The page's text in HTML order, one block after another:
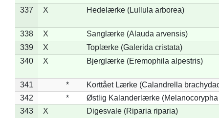
337 X Hedelærke (Lullula arborea)
338 X
Sanglærke (Alauda arvensis)
339
X
Toplærke (Galerida cristata)
340
X Bjerglærke (Eremophila alpestris)
341 *
Korttået Lærke (Calandrella
342
*
Østlig Kalanderlærke (Melanocorypha
343
X Digesvale (Riparia riparia)